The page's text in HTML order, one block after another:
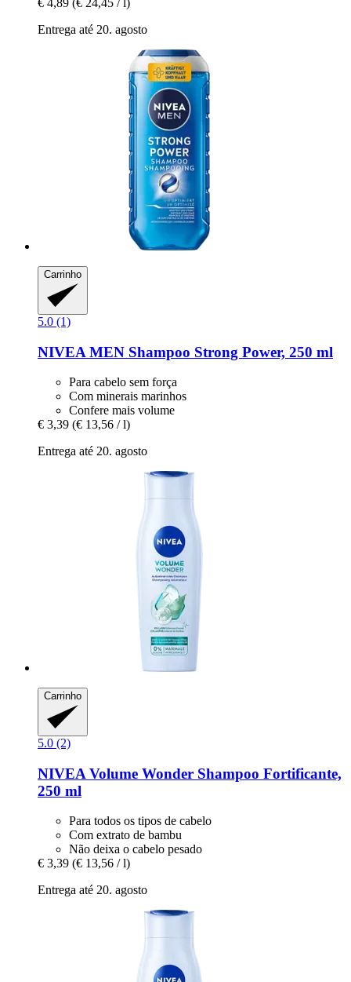
€ 4,89 (€ 24,45 / l)
Entrega até 20. agosto
Carrinho
5.0 (1)
NIVEA MEN Shampoo Strong Power, 250 ml
Para cabelo sem força
Com minerais marinhos
Confere mais volume
€ 3,39 (€ 13,56 / l)
Entrega até 20. agosto
Carrinho
5.0 (2)
NIVEA Volume Wonder Shampoo Fortificante,
250 ml
Para todos os tipos de cabelo
Com extrato de bambu
Não deixa o cabelo pesado
€ 3,39 (€ 13,56 / l)
Entrega até 20. agosto